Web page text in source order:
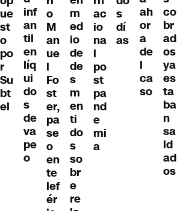
ue
st
o
po
r
Su
bt
el
inf
an
til
en
líq
ui
do
s
de
va
pe
o
o
M
an
ue
l
Fo
st
er,
pa
se
o
en
te
lef
ér
m
ed
io
de
de
s
m
en
ti
do
s
so
br
e
re
ac
io
na
l
po
st
pa
nd
e
mi
a
s
dí
as
ah
or
a
de
l
ca
so
co
br
ad
os
ya
es
ta
ba
n
sa
ld
ad
os